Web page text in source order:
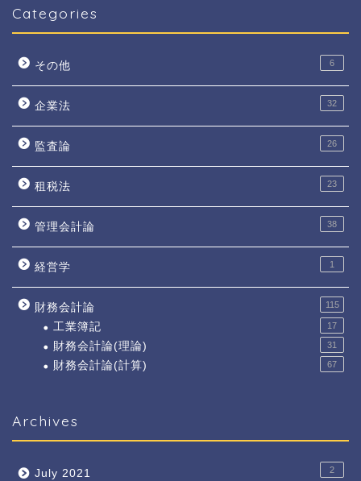
Categories
その他 6
企業法 32
監査論 26
租税法 23
管理会計論 38
経営学 1
財務会計論 115
工業簿記 17
財務会計論(理論) 31
財務会計論(計算) 67
Archives
July 2021 2